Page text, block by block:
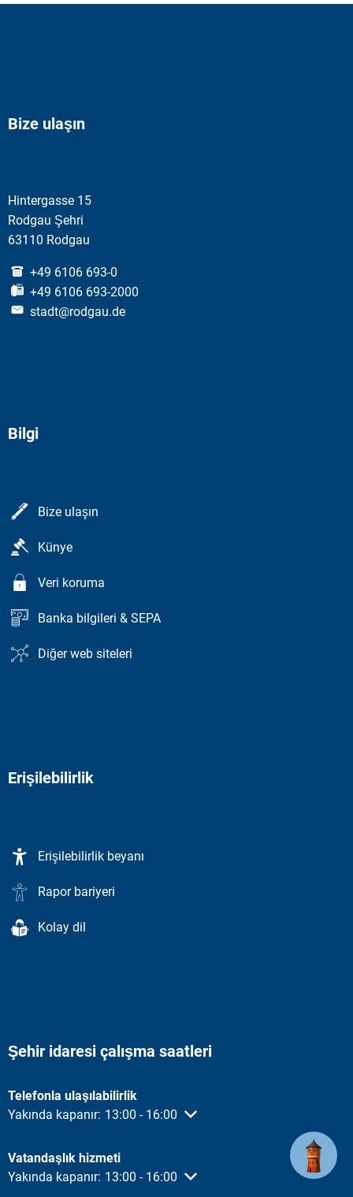
Bize ulaşın
Hintergasse 15
Rodgau Şehri
63110 Rodgau
+49 6106 693-0
+49 6106 693-2000
stadt@rodgau.de
Bilgi
Bize ulaşın
Künye
Veri koruma
Banka bilgileri & SEPA
Diğer web siteleri
Erişilebilirlik
Erişilebilirlik beyanı
Rapor bariyeri
Kolay dil
Şehir idaresi çalışma saatleri
Telefonla ulaşılabilirlik
Diğer açılış veya kapanış saatlerini gizlemek için tıklayın
Yakında kapanır: 13:00 - 16:00 13:00 - 16:00 arası
Vatandaşlık hizmeti
Diğer açılış veya kapanış saatlerini gizlemek için tıklayın
Yakında kapanır: 13:00 - 16:00 13:00 - 16:00 arası